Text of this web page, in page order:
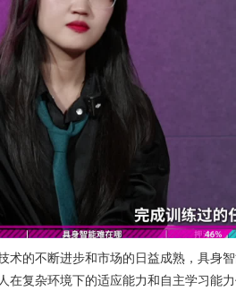
术的不断进步和市场的日益成熟，具身
在复杂环境下的适应能力和自主学习能